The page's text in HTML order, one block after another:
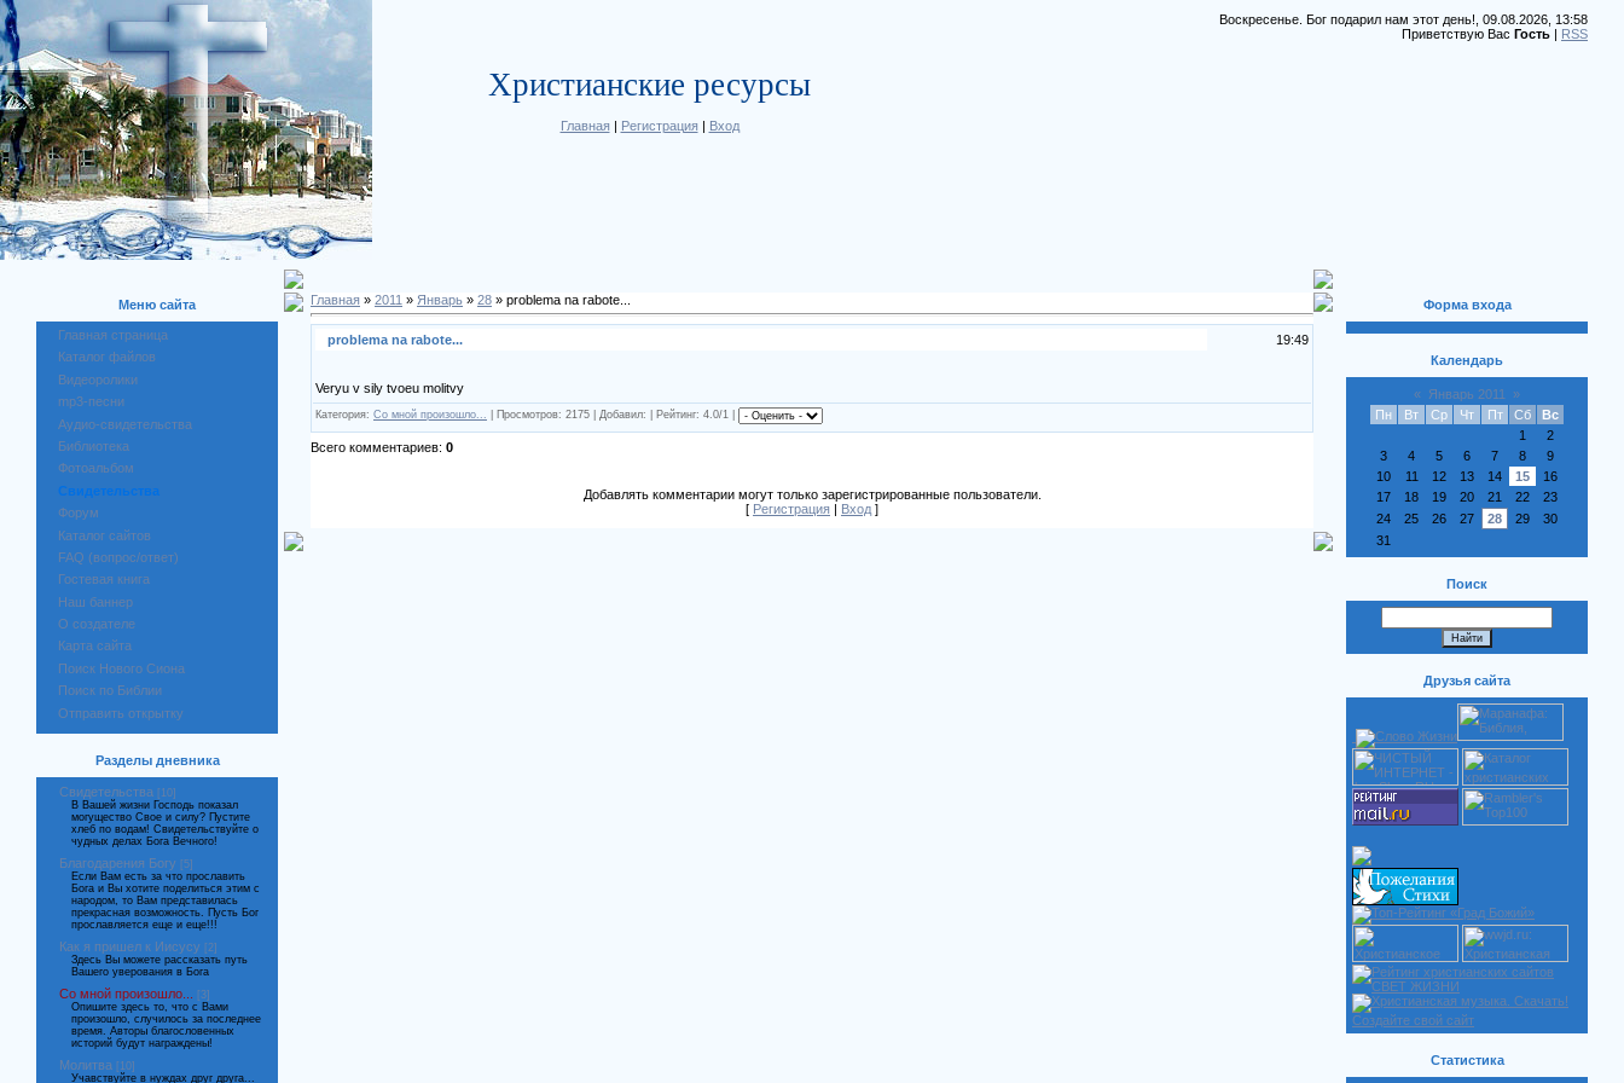
Христианские ресурсы
Главная| Регистрация| Вход
Воскресенье. Бог подарил нам этот день!, 09.08.2026, 13:58
Приветствую Вас Гость | RSS
Меню сайта
Главная страница
Каталог файлов
Видеоролики
mp3-песни
Аудио-свидетельства
Библиотека
Фотоальбом
Свидетельства
Форум
Каталог сайтов
FAQ (вопрос/ответ)
Гостевая книга
Наш баннер
О создателе
Карта сайта
Поиск Нового Сиона
Поиск по Библии
Отправить открытку
Разделы дневника
Свидетельства
[10]
В Вашей жизни Господь показал
могущество Свое и силу? Пустите
хлеб по водам! Свидетельствуйте о
чудных делах Бога Вечного!
Благодарения Богу
[5]
Если Вам есть за что прославить
Бога и Вы хотите поделиться этим с
народом, то Вам представилась
прекрасная возможность. Пусть Бог
прославляется еще и еще!!!
Как я пришел к Иисусу
[2]
Здесь Вы можете рассказать путь
Вашего уверования в Бога
Со мной произошло...
[3]
Опишите здесь то, что с Вами
произошло, случилось за последнее
время. Авторы благословенных
историй будут награждены!
Молитва
[10]
Учавствуйте в нуждах друг друга...
Главная » 2011 » Январь » 28 » problema na rabote...
problema na rabote... 19:49
Veryu v sily tvoeu molitvy
Категория: Со мной произошло... | Просмотров: 2175 | Добавил: | Рейтинг: 4.0/1 |
Всего комментариев: 0
Добавлять комментарии могут только зарегистрированные пользователи.
[ Регистрация | Вход ]
Форма входа
Календарь
« Январь 2011
»
Пн
Вт Ср Чт Пт Сб
Вс
1
2
3
4 5 6 7 8
9
10
11 12 13 14 15
16
17
18 19 20 21 22
23
24
25 26 27 28 29
30
31
Поиск
Друзья сайта
Создайте свой сайт
Статистика